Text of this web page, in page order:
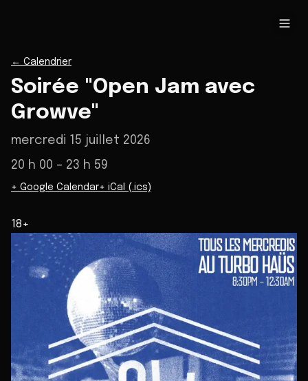
← Calendrier
Soirée "Open Jam avec
Growve"
mercredi 15 juillet 2026
20 h 00 – 23 h 59
+ Google Calendar+ iCal (.ics)
18+